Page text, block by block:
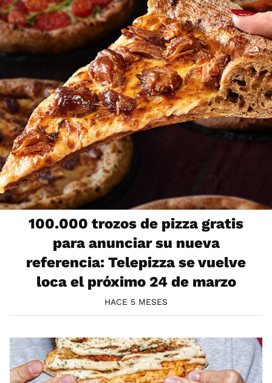
100.000 trozos de pizza gratis
para anunciar su nueva
referencia: Telepizza se vuelve
loca el próximo 24 de marzo
HACE 5 MESES